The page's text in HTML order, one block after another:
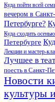
Куда пойти всей
вечером в
Петербурге?
Куда сходить
Петербурге
Лекции и мастер-
Лучшее в
поесть в Санкт-
Новости
культуры